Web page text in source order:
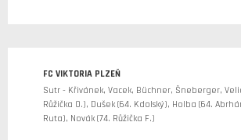
FC VIKTORIA PLZEŇ
Sutr - Křivánek, Vacek, Büchner, Šneberger,
Růžička O.), Dušek (64. Kdolský), Holba (64.
Ruta), Novák (74. Růžička F.)